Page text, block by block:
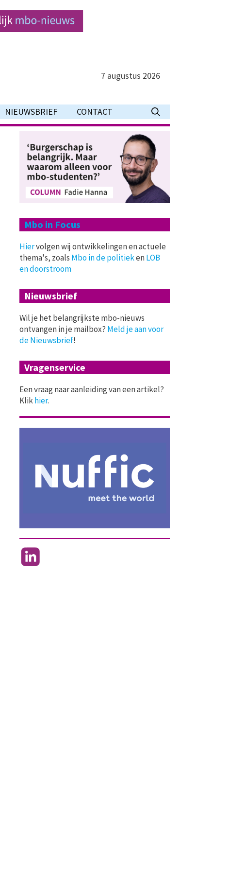
7 augustus 2026
NIEUWSBRIEF CONTACT
Mbo in Focus
Hiervolgen wij ontwikkelingen en actuele
thema's, zoals Mbo in de politiekenLOB
en doorstroom
Nieuwsbrief
Wil je het belangrijkste mbo-nieuws
ontvangen in je mailbox? Meld je aan voor
de Nieuwsbrief!
Vragenservice
Een vraag naar aanleiding van een artikel?
Klikhier.